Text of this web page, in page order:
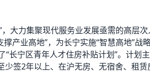
大力集聚现代服务业发展亟需的高层次
产业高地”，为长宁实施“智慧高地”战
“长宁区青年人才住房补贴计划”。计划
少签2年以上、在沪无房、无宿舍、租